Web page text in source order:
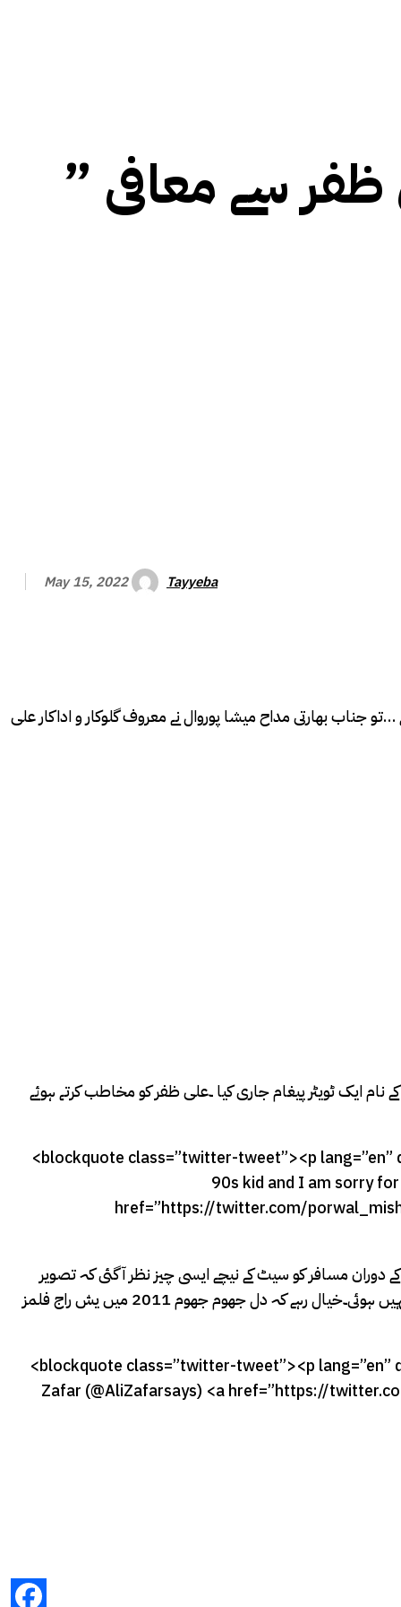
” دل جھوم جھوم “…بھارتی مداح نے علی ظفر سے معافی
May 15, 2022 Tayyeba
جناب بھارتی مداح میشا پوروال نے معروف گلوکار و اداکار علی
نام ایک ٹویٹر پیغام جاری کیا ۔علی ظفر کو مخاطب کرتے ہوئے
<blockquote class=”twitter-tweet”><p
90s kid and I am sorry
href=”https://twitter.com/
مسافر کو سیٹ کے نیچے ایسی چیز نظر آگئی کہ تصویر
پوسٹ کی تو ریل حکام کی دوڑیں لگ گئیں.علی ظفر نے اپنی بھارتی پرستار کے بیان کو سراہتے ہوئے کہا، کوئی بات نہیں ابھی بھی بہت دیر نہیں ہوئی۔خیال رہے کہ دل جھوم جھوم 2011 میں یش راج فلمز
<blockquote class=”twitter-tweet”><p
Zafar (@AliZafarsays) <a href=”https://